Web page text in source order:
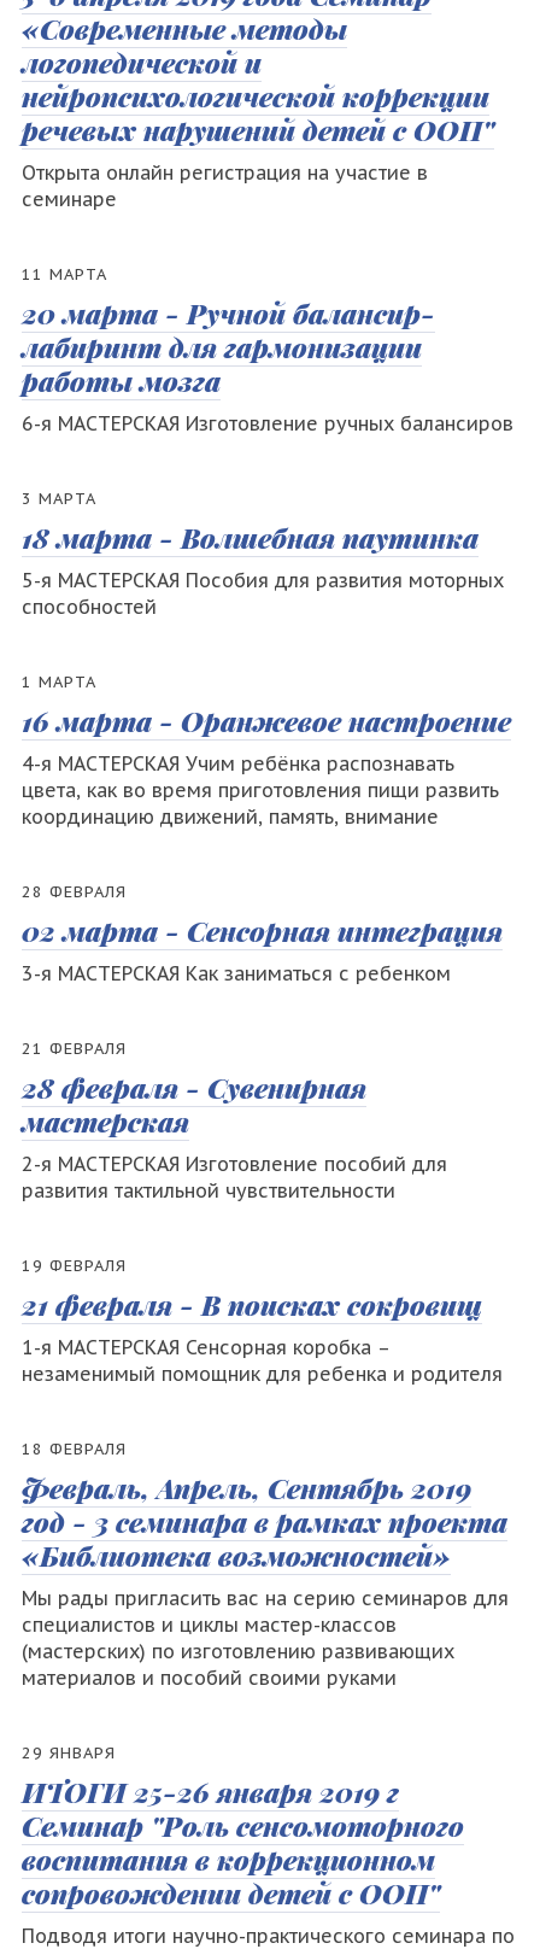
«Современные методы
логопедической и
нейропсихологической коррекции
речевых нарушений детей с ООП"
Открыта онлайн регистрация на участие в
семинаре
11 МАРТА
20 марта - Ручной балансир-
лабиринт для гармонизации
работы мозга
6-я МАСТЕРСКАЯ Изготовление ручных балансиров
3 МАРТА
18 марта - Волшебная паутинка
5-я МАСТЕРСКАЯ Пособия для развития моторных
способностей
1 МАРТА
16 марта - Оранжевое настроение
4-я МАСТЕРСКАЯ Учим ребёнка распознавать
цвета, как во время приготовления пищи развить
координацию движений, память, внимание
28 ФЕВРАЛЯ
02 марта - Сенсорная интеграция
3-я МАСТЕРСКАЯ Как заниматься с ребенком
21 ФЕВРАЛЯ
28 февраля - Сувенирная
мастерская
2-я МАСТЕРСКАЯ Изготовление пособий для
развития тактильной чувствительности
19 ФЕВРАЛЯ
21 февраля - В поисках сокровищ
1-я МАСТЕРСКАЯ Сенсорная коробка –
незаменимый помощник для ребенка и родителя
18 ФЕВРАЛЯ
Февраль, Апрель, Сентябрь 2019
год - 3 семинара в рамках проекта
«Библиотека возможностей»
Мы рады пригласить вас на серию семинаров для
специалистов и циклы мастер-классов
(мастерских) по изготовлению развивающих
материалов и пособий своими руками
29 ЯНВАРЯ
ИТОГИ 25-26 января 2019 г
Семинар "Роль сенсомоторного
воспитания в коррекционном
сопровождении детей с ООП"
Подводя итоги научно-практического семинара по